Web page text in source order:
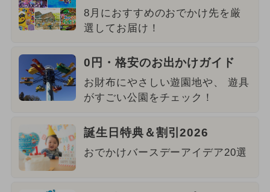
8月におすすめのおでかけ先を厳
選してお届け！
0円・格安のお出かけガイド
お財布にやさしい遊園地や、 遊具
がすごい公園をチェック！
誕生日特典＆割引2026
おでかけバースデーアイデア20選